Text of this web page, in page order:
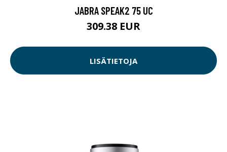
JABRA SPEAK2 75 UC
309.38 EUR
LISÄTIETOJA